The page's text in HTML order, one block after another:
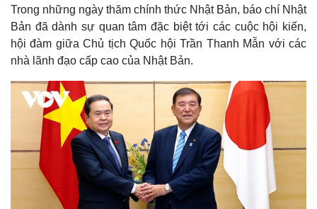
Thể thao
Ô tô - Xe máy
Ô tô
Trong những ngày thăm chính thức Nhật Bản, báo chí Nhật
Bản đã dành sự quan tâm đặc biệt tới các cuộc hội kiến,
hội đàm giữa Chủ tịch Quốc hội Trần Thanh Mẫn với các
nhà lãnh đạo cấp cao của Nhật Bản.